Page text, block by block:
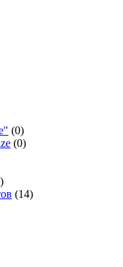
(0)
(0)
(14)